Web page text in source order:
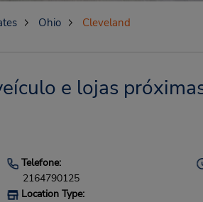
Ohio Cleveland
e lojas
Telefone:
2164790125
Location Type: